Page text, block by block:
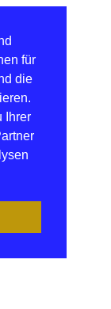
für
die
Ihrer